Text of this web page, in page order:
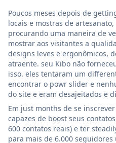
Poucos meses depois de
locais e mostras de
procurando uma maneira de
mostrar aos visitantes a
designs leves e ergonômicos,
atraente. seu Kibo não
isso. eles tentaram um
encontrar o powr slider e
do site e eram desajeitados e
Em just months de se
capazes de boost seus
600 contatos reais) e ter
para mais de 6.000